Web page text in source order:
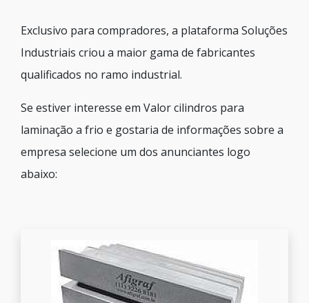
Exclusivo para compradores, a plataforma Soluções
Industriais criou a maior gama de fabricantes
qualificados no ramo industrial.
Se estiver interesse em Valor cilindros para
laminação a frio e gostaria de informações sobre a
empresa selecione um dos anunciantes logo
abaixo: